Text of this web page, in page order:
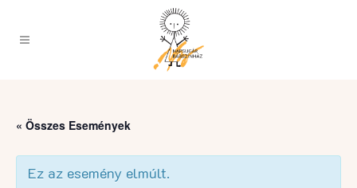
« Összes Események
Ez az esemény elmúlt.